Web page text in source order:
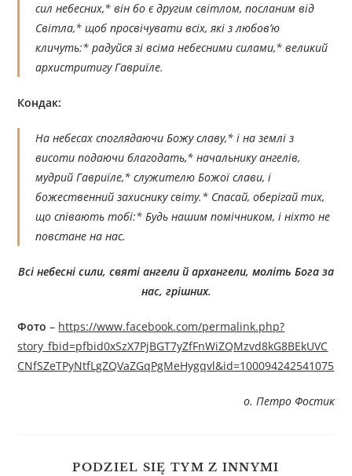
сил небесних,* він бо є другим світлом, посланим від
Світла,* щоб просвічувати всіх, які з любов’ю
кличуть:* радуйся зі всіма небесними силами,* великий
архистритигу Гавриїле.
Кондак:
На небесах споглядаючи Божу славу,* і на землі з
висоти подаючи благодать,* начальнику ангелів,
мудрий Гавриїле,* служителю Божої слави, і
божественний захиснику світу.* Спасай, оберігай тих,
що співають тобі:* Будь нашим помічником, і ніхто не
повстане на нас.
Всі небесні сили, святі ангели й архангели, моліть Бога за
нас, грішних.
Фото– https://www.facebook.com/permalink.php?
story_fbid=pfbid0xSzX7PjBGT7yZfFnWiZQMzvd8kG8BEkUVC
CNfSZeTPyNtfLgZQVaZGqPgMeHygqvl&id=100094242541075
о. Петро Фостик
PODZIEL SIĘ TYM Z INNYMI